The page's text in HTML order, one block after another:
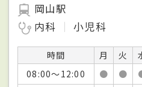
岡山駅
内科
小児科
時間 月 火
08:00～12:00
● ●